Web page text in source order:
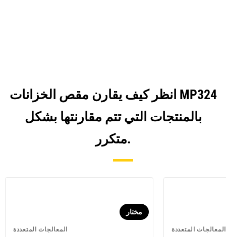
انظر كيف يقارن مقص الخزانات MP324
بالمنتجات التي تتم مقارنتها بشكل
متكرر.
المعالجات المتعددة
مختار
المعالجات المتعددة